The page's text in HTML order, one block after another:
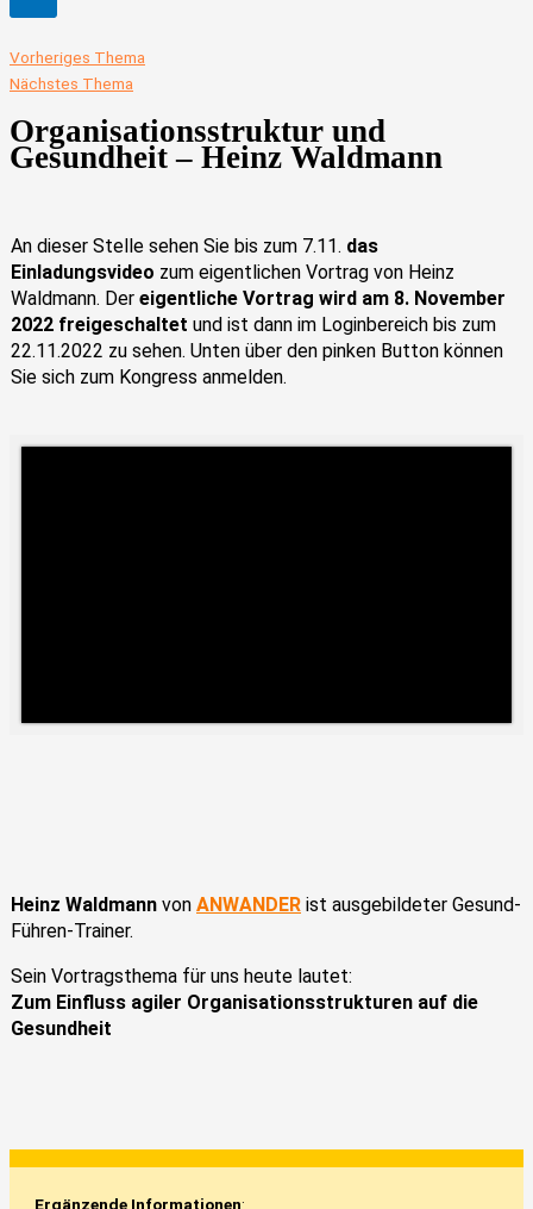
Vorheriges Thema
Nächstes Thema
Organisationsstruktur und
Gesundheit – Heinz Waldmann
An dieser Stelle sehen Sie bis zum 7.11. das
Einladungsvideo zum eigentlichen Vortrag von Heinz
Waldmann. Der eigentliche Vortrag wird am 8. November
2022 freigeschaltet und ist dann im Loginbereich bis zum
22.11.2022 zu sehen. Unten über den pinken Button können
Sie sich zum Kongress anmelden.
Heinz Waldmann von ANWANDER ist ausgebildeter Gesund-
Führen-Trainer.
Sein Vortragsthema für uns heute lautet:
Zum Einfluss agiler Organisationsstrukturen auf die
Gesundheit
Ergänzende Informationen: